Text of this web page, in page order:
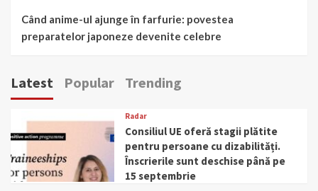
Când anime-ul ajunge în farfurie: povestea
preparatelor japoneze devenite celebre
Latest Popular Trending
Radar
Consiliul UE oferă stagii plătite
pentru persoane cu dizabilități.
Înscrierile sunt deschise până pe
15 septembrie